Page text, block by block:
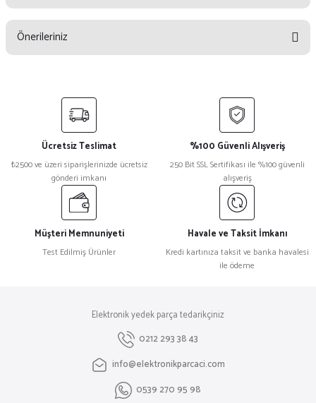
Yorum Yaz
Önerileriniz
yetersiz gördüğünüz noktaları öneri formunu kullanarak tarafımıza
Görüş ve önerileriniz için teşekkür ederiz.
Ürün resmi kalitesiz, bozuk veya görüntülenemiyor.
Ürün açıklamasında eksik bilgiler bulunuyor.
Ürün bilgilerinde hatalar bulunuyor.
Ürün fiyatı diğer sitelerden daha pahalı.
Bu ürüne benzer farklı alternatifler olmalı.
Gönder
Ücretsiz Teslimat
₺2500 ve üzeri siparişlerinizde ücretsiz
gönderi imkanı
%100 Güvenli Alışveriş
250 Bit SSL Sertifikası ile %100 güvenli
alışveriş
Müşteri Memnuniyeti
Test Edilmiş Ürünler
Havale ve Taksit İmkanı
Kredi kartınıza taksit ve banka havalesi
ile ödeme
Elektronik yedek parça tedarikçiniz
0212 293 38 43
info@elektronikparcaci.com
0539 270 95 98